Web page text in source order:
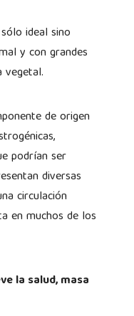
ideal sino
y con grandes
vegetal.
de origen
podrían ser
diversas
circulación
en muchos de los
la salud, masa